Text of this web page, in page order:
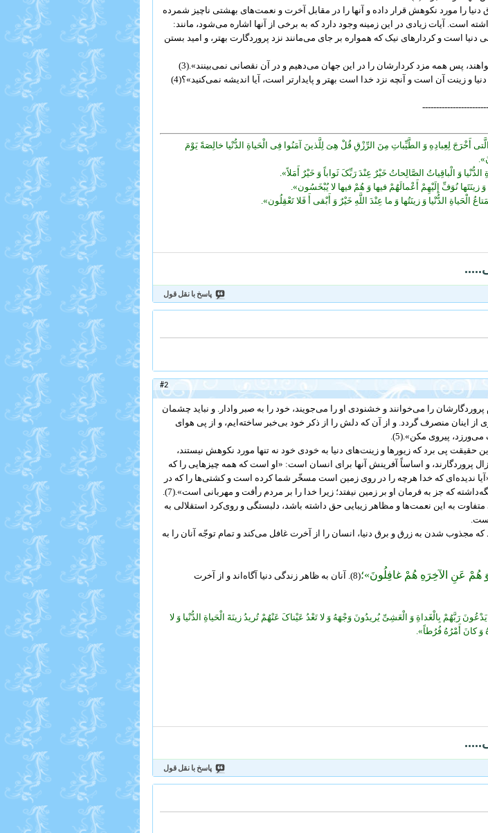
دنیا را مورد نکوهش قرار داده و آنها را در مقابل آخرت و نعمت‌های بهشتی ناچیز شمرده
است. آیات زیادی در این زمینه وجود دارد که به برخی از آنها اشاره می‌شود، مانند:
دنیا است و کردارهاى نیک که همواره بر جاى مى‌‌‏مانند نزد پروردگارت بهتر، و امید بستن
پس همه مزد کردارشان را در این جهان مى‌‏‌دهیم و در آن نقصانى نمى‌‏‌بینند».(3)
و زینت آن است و آنچه نزد خدا است بهتر و پایدارتر است، آیا اندیشه نمى‌‏‌کنید»؟(4)
أَخْرَجَ لِعِبادِهِ وَ الطَّیِّباتِ مِنَ الرِّزْقِ قُلْ هِیَ لِلَّذینَ آمَنُوا فِی الْحَیاةِ الدُّنْیا خالِصَةً یَوْمَ
الدُّنْیا وَ الْباقِیاتُ الصَّالِحاتُ خَیْرٌ عِنْدَ رَبِّکَ ثَواباً وَ خَیْرٌ أَمَلاً».
وَ زینَتَها نُوَفِّ إِلَیْهِمْ أَعْمالَهُمْ فیها وَ هُمْ فیها لا یُبْخَسُون».
الْحَیاةِ الدُّنْیا وَ زینَتُها وَ ما عِنْدَ اللَّهِ خَیْرٌ وَ أَبْقى‏ أَ فَلا تَعْقِلُون».
پاسخ با نقل قول
#2
را مى‏‌خوانند و خشنودى او را مى‌‏جویند، خود را به صبر وادار. و نباید چشمان
از اینان منصرف گردد. و از آن که دلش را از ذکر خود بى‌‏خبر ساخته‌‏ایم، و از پى هواى
پیروى مکن».(5).
حقیقت پی برد که زیورها و زینت‌های دنیا به خودی خود نه تنها مورد نکوهش نیستند،
پروردگارند، و اساساً آفرینش آنها برای انسان است: «او است که همه چیزهایى را که
زمین است، برایتان آفرید»(6). «آیا ندیده‌‌‏اى که خدا هرچه را در روى زمین است مسخّر شما کرده است و کشتی‌ها را که در
که جز به فرمان او بر زمین نیفتد؛ زیرا خدا را بر مردم رأفت و مهربانى است».(7).
به این نعمت‌ها و مظاهر زیبایی حق داشته باشد، دلبستگی و روی‌کرد استقلالی به
که مجذوب شدن به زرق و برق دنیا، انسان را از آخرت غافل می‌‌کند و تمام توجّه آنان را به
وَ هُمْ عَنِ الآخِرَهِ هُمْ غافِلُونَ»؛
(8). آنان به ظاهر زندگى دنیا آگاه‌اند و از آخرت
رَبَّهُمْ بِالْغَداةِ وَ الْعَشِیِّ یُریدُونَ وَجْهَهُ وَ لا تَعْدُ عَیْناکَ عَنْهُمْ تُریدُ زینَةَ الْحَیاةِ الدُّنْیا وَ لا
وَ کانَ أَمْرُهُ فُرُطاً».
پاسخ با نقل قول